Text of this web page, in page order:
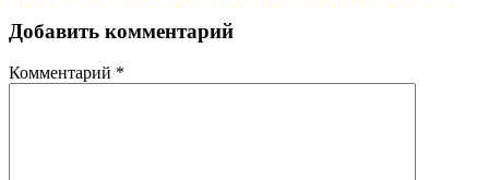
Добавить комментарий
Комментарий *